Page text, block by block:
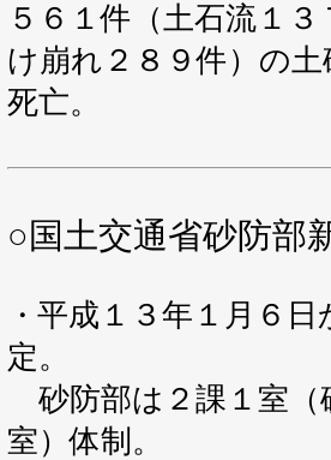
５６１件（土石流１
け崩れ２８９件）の
死亡。
○国土交通省砂防部
・ 平成１３年１月６
定。
砂防部は２課１室（
室）体制。